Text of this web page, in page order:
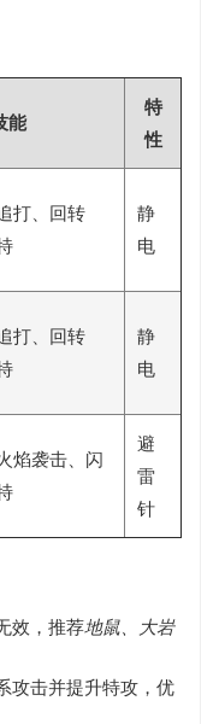
能
特
性
打、回转
静
电
打、回转
静
电
焰袭击、闪
避
雷
针
效，推荐地鼠、大岩
攻击并提升特攻，优